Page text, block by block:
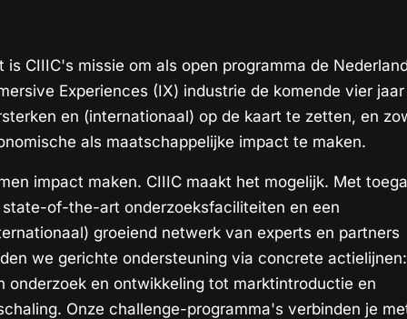
is CIIIC's missie om als open programma de
Experiences (IX) industrie de komende vier
en (internationaal) op de kaart te zetten, en
als maatschappelijke impact te maken.
impact maken. CIIIC maakt het mogelijk. Met
of-the-art onderzoeksfaciliteiten en een
groeiend netwerk van experts en partners
we gerichte ondersteuning via concrete actielijnen:
onderzoek en ontwikkeling tot marktintroductie en
Onze challenge-programma's verbinden je